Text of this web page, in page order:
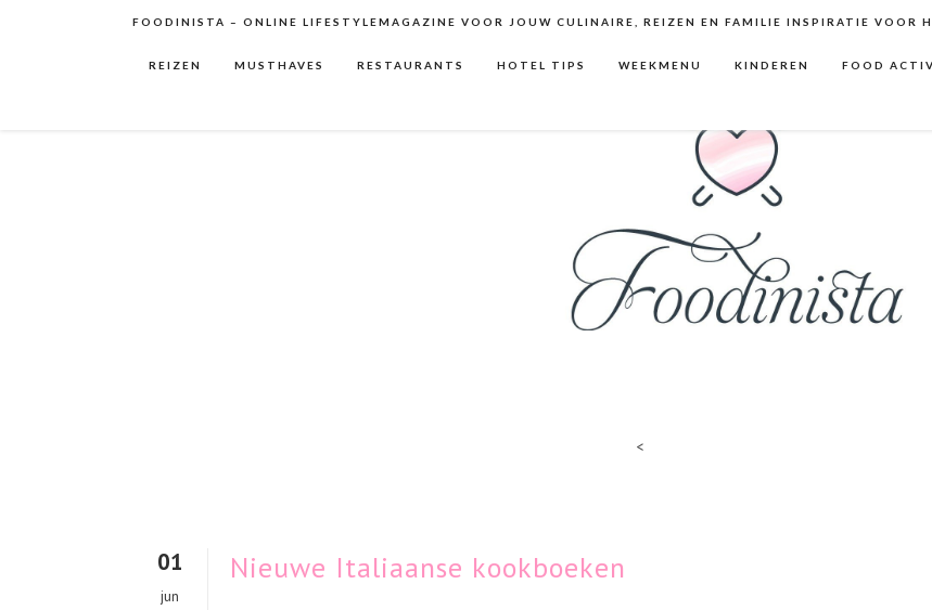
FOODINISTA – ONLINE LIFESTYLEMAGAZINE VOOR JOUW CULINAIRE, REIZEN EN FAMILIE INSPIRATIE VOOR
REIZEN MUSTHAVES RESTAURANTS HOTEL TIPS WEEKMENU KINDEREN FOOD
<
01
jun
Nieuwe Italiaanse kookboeken